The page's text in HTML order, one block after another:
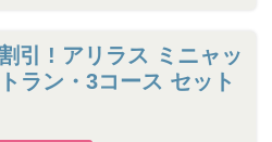
引 ! アリラス ミニャッ
ラン・3コース セット